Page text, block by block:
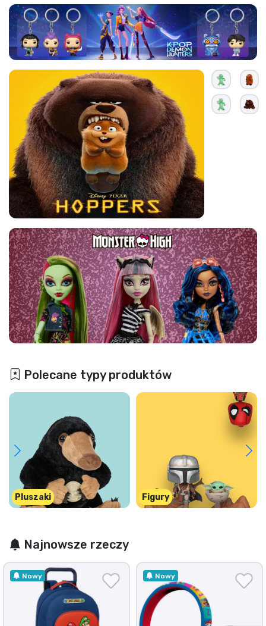
Polecane typy produktów
Pluszaki Figury
Najnowsze rzeczy
Nowy Nowy